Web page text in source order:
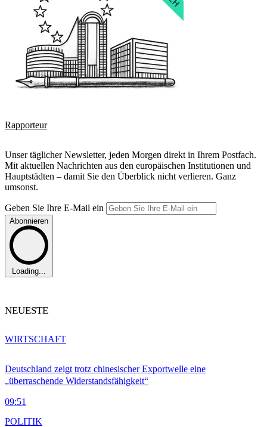
Rapporteur
Unser täglicher Newsletter, jeden Morgen direkt in Ihrem Postfach.
Mit aktuellen Nachrichten aus den europäischen Institutionen und
Hauptstädten – damit Sie den Überblick nicht verlieren. Ganz
umsonst.
Geben Sie Ihre E-Mail ein
Abonnieren
Loading...
NEUESTE
Deutschland zeigt trotz chinesischer Exportwelle eine
„überraschende Widerstandsfähigkeit“
09:51
WIRTSCHAFT
POLITIK